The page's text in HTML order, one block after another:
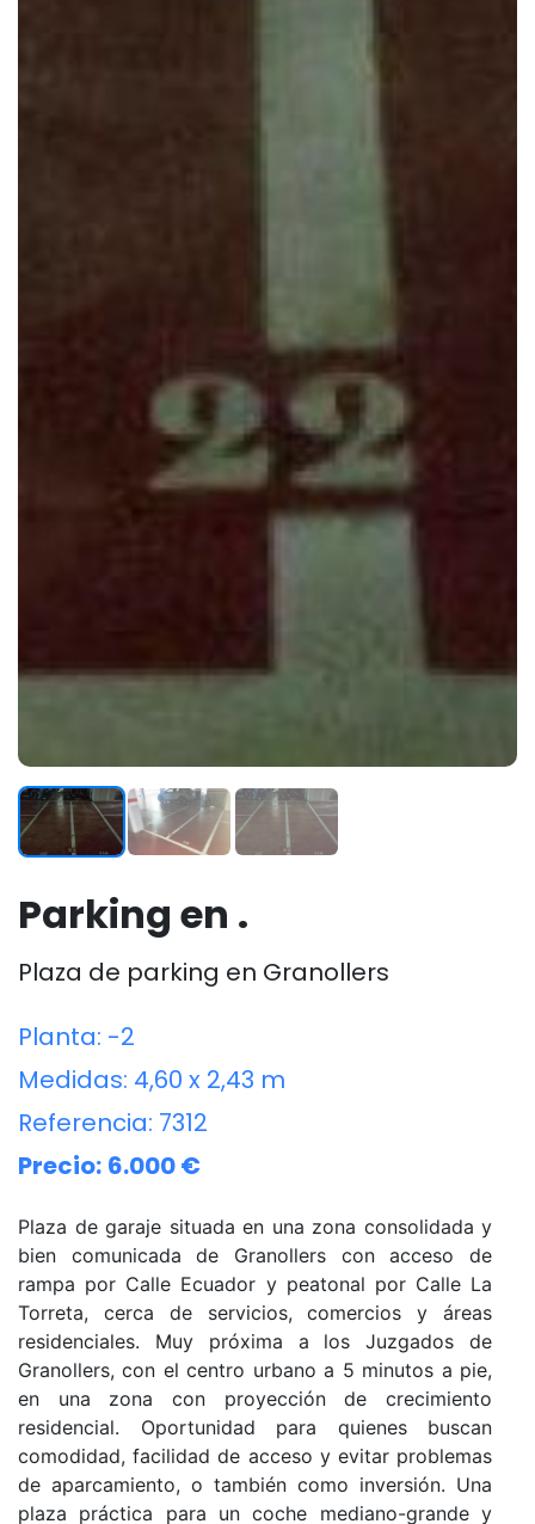
Parking en .
Plaza de parking en Granollers
Planta: -2
Medidas: 4,60 x 2,43 m
Referencia: 7312
Precio: 6.000 €
Plaza de garaje situada en una zona consolidada y
bien comunicada de Granollers con acceso de
rampa por Calle Ecuador y peatonal por Calle La
Torreta, cerca de servicios, comercios y áreas
residenciales. Muy próxima a los Juzgados de
Granollers, con el centro urbano a 5 minutos a pie,
en una zona con proyección de crecimiento
residencial. Oportunidad para quienes buscan
comodidad, facilidad de acceso y evitar problemas
de aparcamiento, o también como inversión. Una
plaza práctica para un coche mediano-grande y